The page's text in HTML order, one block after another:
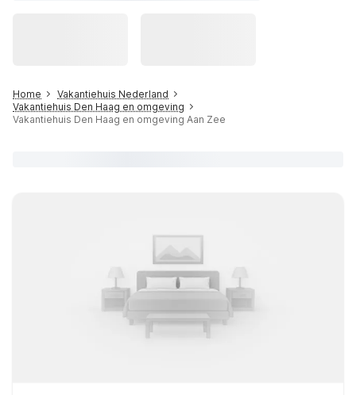
Home
Vakantiehuis Nederland
Vakantiehuis Den Haag en omgeving
Vakantiehuis Den Haag en omgeving Aan Zee